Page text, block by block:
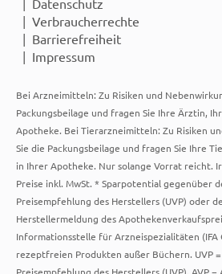
Datenschutz
Verbraucherrechte
Barrierefreiheit
Impressum
Bei Arzneimitteln: Zu Risiken und
Packungsbeilage und fragen Sie Ihre Ärztin,
Apotheke. Bei Tierarzneimitteln: Zu Risiken
Sie die Packungsbeilage und fragen Sie Ihre
in Ihrer Apotheke. Nur solange Vorrat reicht.
Preise inkl. MwSt. * Sparpotential gegenüber
Preisempfehlung des Herstellers (UVP) oder
Herstellermeldung des
Informationsstelle für Arzneispezialitäten (IFA
rezeptfreien Produkten außer Büchern. UVP